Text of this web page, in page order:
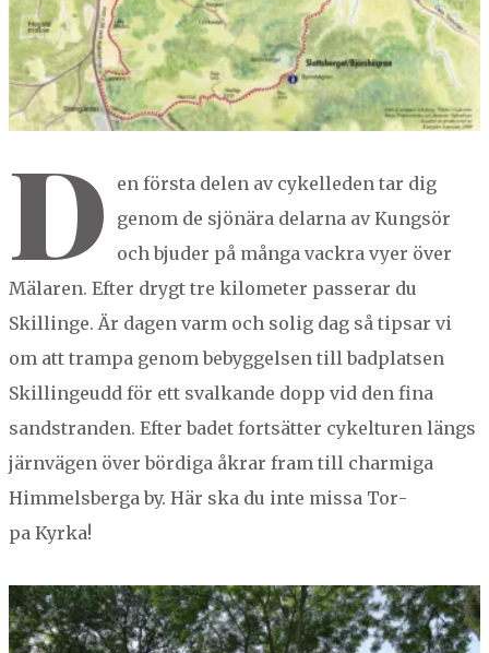
NORBERG
SALA
SKINNSKATTEBERG
SURAHAMMAR
VÄSTERÅS
Sök
D
en förs­ta delen av cykelle­den tar dig
genom de sjönära delar­na av Kungsör
och bjud­er på mån­ga vack­ra vyer över
Mälaren. Efter drygt tre kilo­me­ter passer­ar du
Skillinge. Är dagen varm och solig dag så tip­sar vi
om att tram­pa genom bebyggelsen till bad­plat­sen
Skillingeudd för ett svalka­nde dopp vid den fina
sand­stran­den. Efter badet fort­sät­ter cykel­turen längs
järn­vä­gen över bördi­ga åkrar fram till charmi­ga
Him­mels­ber­ga by. Här ska du inte mis­sa Tor­
pa Kyrka!